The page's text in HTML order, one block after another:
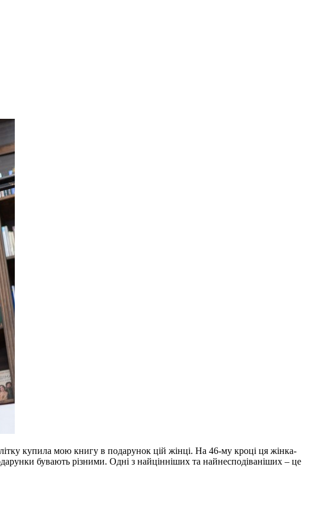
купила мою книгу в подарунок цій жінці. На 46-му кроці ця жінка-
бувають різними. Одні з найцінніших та найнесподіваніших – це